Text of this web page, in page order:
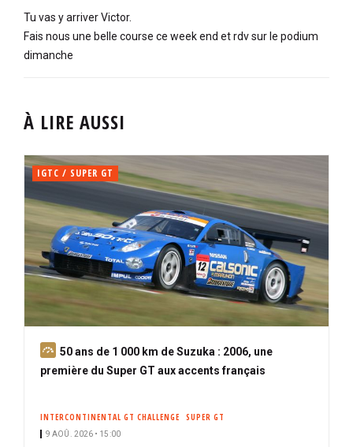
Tu vas y arriver Victor.
Fais nous une belle course ce week end et rdv sur le podium
dimanche
À LIRE AUSSI
IGTC / SUPER GT
A
b
50 ans de 1 000 km de Suzuka : 2006, une
première du Super GT aux accents français
INTERCONTINENTAL GT CHALLENGE SUPER GT
9 AOÛ. 2026 • 15:00